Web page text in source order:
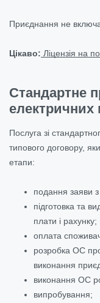
Приєднання не
Цікаво: Ліцензія на
Стандартне
електричних
Послуга зі
типового договору,
етапи:
подання заяви
підготовка та
плати і рахунку;
оплата
розробка ОС
виконання
виконання ОС
випробування;